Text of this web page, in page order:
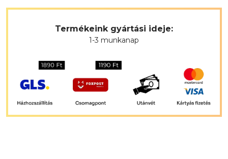
Termékeink gyártási ideje:
1-3 munkanap